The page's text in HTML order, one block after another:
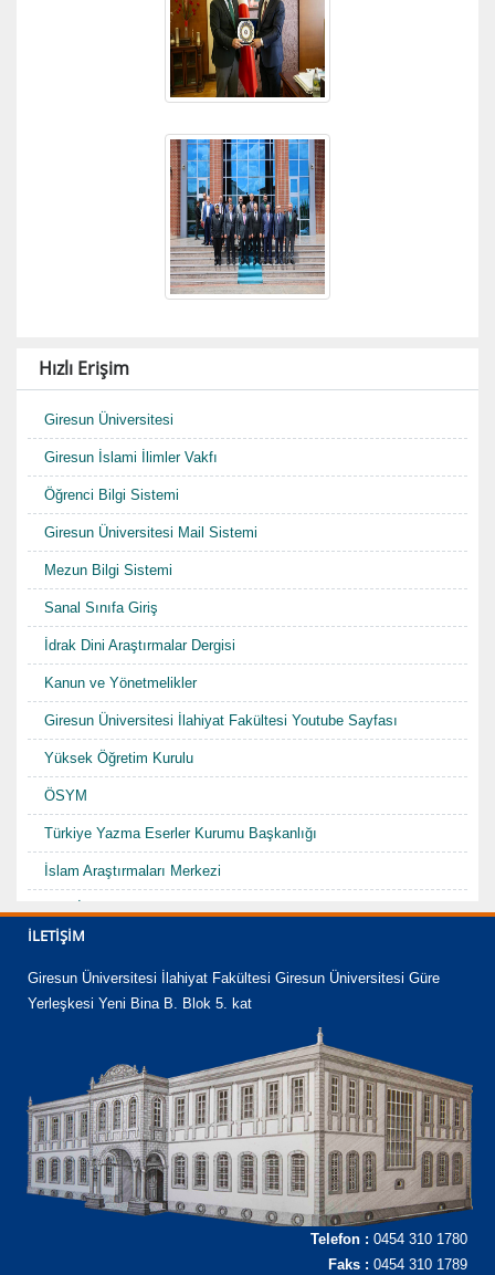
Hızlı Erişim
Giresun Üniversitesi
Giresun İslami İlimler Vakfı
Öğrenci Bilgi Sistemi
Giresun Üniversitesi Mail Sistemi
Mezun Bilgi Sistemi
Sanal Sınıfa Giriş
İdrak Dini Araştırmalar Dergisi
Kanun ve Yönetmelikler
Giresun Üniversitesi İlahiyat Fakültesi Youtube Sayfası
Yüksek Öğretim Kurulu
ÖSYM
Türkiye Yazma Eserler Kurumu Başkanlığı
İslam Araştırmaları Merkezi
TDV İslam Ansiklopedisi
Karadenizde Fütüvvet ve Ahilik Sempozyumu/Şurası-I "Hacı
Abdullah Halife"
İLETIŞIM
Giresun Üniversitesi İlahiyat Fakültesi Giresun Üniversitesi Güre
Yerleşkesi Yeni Bina B. Blok 5. kat
Telefon : 0454 310 1780
Faks : 0454 310 1789